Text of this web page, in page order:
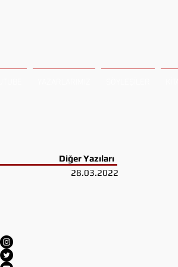
DiğerYazıları
28.03.2022